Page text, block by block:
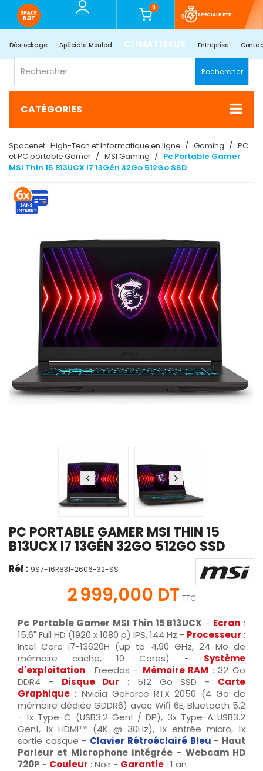
0
SPÉCIALE ÉTÉ
Déstockage Spéciale Mouled CLIMATISEUR Entreprise
Rechercher
CATÉGORIES
Spacenet : High-Tech et Informatique en ligne Gaming
PC
et PC portable Gamer
MSI Gaming
Pc Portable Gamer
MSI Thin 15 B13UCX i7 13Gén 32Go 512Go SSD
PC PORTABLE GAMER MSI THIN 15
B13UCX I7 13GÉN 32GO 512GO SSD
Réf : 9S7-16R831-2606-32-SS
2 999,000 DT TTC
Pc Portable Gamer MSI Thin 15 B13UCX - Ecran :
15.6" Full HD (1920 x 1080 p) IPS, 144 Hz - Processeur :
Intel Core i7-13620H (up to 4,90 GHz, 24 Mo de
mémoire cache, 10 Cores) - Système
d'exploitation : Freedos - Mémoire RAM : 32 Go
DDR4 - Disque Dur : 512 Go SSD - Carte
Graphique : Nvidia GeForce RTX 2050 (4 Go de
mémoire dédiée GDDR6) avec Wifi 6E, Bluetooth 5.2
- 1x Type-C (USB3.2 Gen1 / DP), 3x Type-A USB3.2
Gen1, 1x HDMI™ (4K @ 30Hz), 1x entrée micro, 1x
sortie casque - Clavier Rétroéclairé Bleu - Haut
Parleur et Microphone intégrée - Webcam HD
720P - Couleur : Noir - Garantie : 1 an